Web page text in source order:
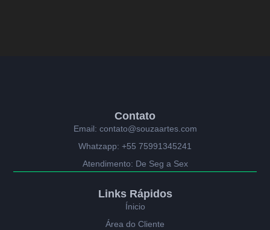
Contato
Email: contato@souzaartes.com
Whatzapp: +55 75991345241
Atendimento: De Seg a Sex
Links Rápidos
Ínicio
Área do Cliente